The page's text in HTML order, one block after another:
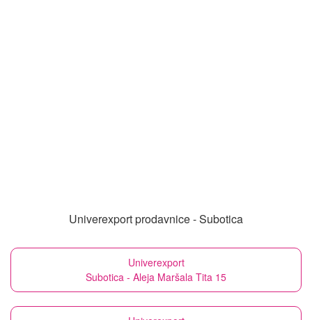
Univerexport prodavnice - Subotica
Univerexport
Subotica - Aleja Maršala Tita 15